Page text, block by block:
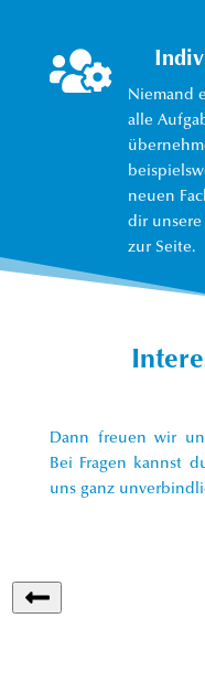

Niemand
alle
neuen
dir
zur Seite.
Dann freuen wir
Bei Fragen kannst
uns ganz